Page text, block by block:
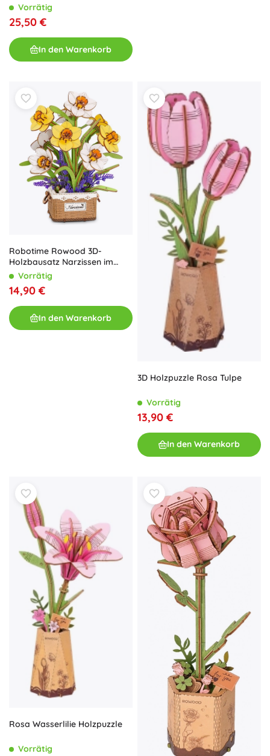
Vorrätig
25,50 €
In den Warenkorb
Robotime Rowood 3D-
Holzbausatz Narzissen im
Körbchen
Vorrätig
14,90 €
In den Warenkorb
3D Holzpuzzle Rosa Tulpe
Vorrätig
13,90 €
In den Warenkorb
Rosa Wasserlilie Holzpuzzle
Vorrätig